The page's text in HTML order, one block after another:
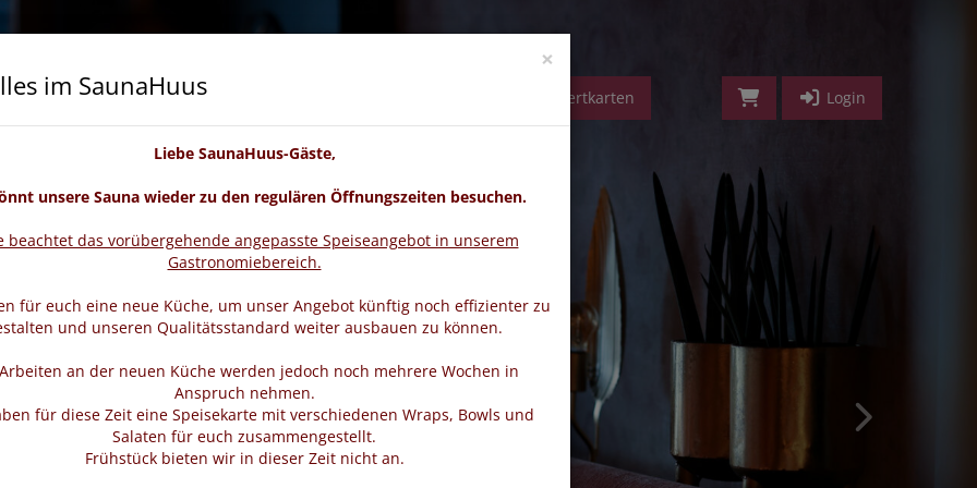
Wellness & Beauty Geldwertkarten Login
×
im SaunaHuus
Liebe SaunaHuus-Gäste,
unsere Sauna wieder zu den regulären Öffnungszeiten besuchen.
beachtet das vorübergehende angepasste Speiseangebot in unserem
Gastronomiebereich.
für euch eine neue Küche, um unser Angebot künftig noch effizienter zu
und unseren Qualitätsstandard weiter ausbauen zu können.
an der neuen Küche werden jedoch noch mehrere Wochen in
Anspruch nehmen.
für diese Zeit eine Speisekarte mit verschiedenen Wraps, Bowls und
Salaten für euch zusammengestellt.
Frühstück bieten wir in dieser Zeit nicht an.